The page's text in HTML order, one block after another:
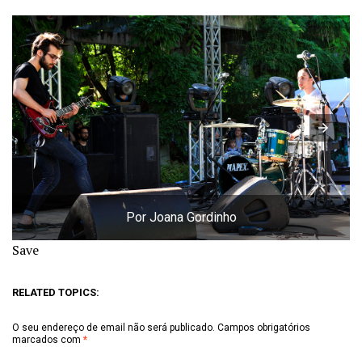
Por Joana Gordinho
Save
RELATED TOPICS:
O seu endereço de email não será publicado. Campos obrigatórios
marcados com *